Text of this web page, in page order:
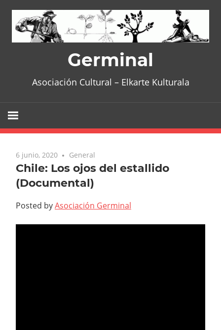
content
Germinal
Asociación Cultural – Elkarte Kulturala
6 junio, 2020 General
Chile: Los ojos del estallido
(Documental)
Posted byAsociación Germinal